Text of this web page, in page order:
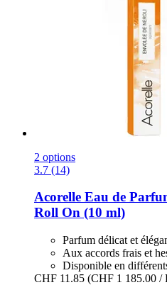
2 options
3.7 (14)
Acorelle Eau de
Roll On (10 ml)
Parfum délicat et
Aux accords frais et
Disponible en
CHF 11.85 (CHF 1 185.00 /